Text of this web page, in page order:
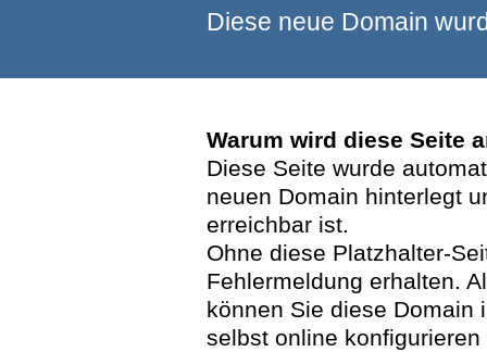
Diese neue Domain
Warum wird diese Seite
Diese Seite wurde
neuen Domain hinterlegt
erreichbar ist.
Ohne diese Platzhalter-
Fehlermeldung erhalten.
können Sie diese Domain
selbst online